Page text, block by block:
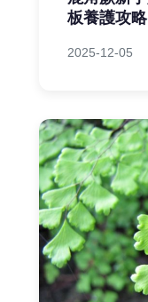
板養護攻略
2025-12-05